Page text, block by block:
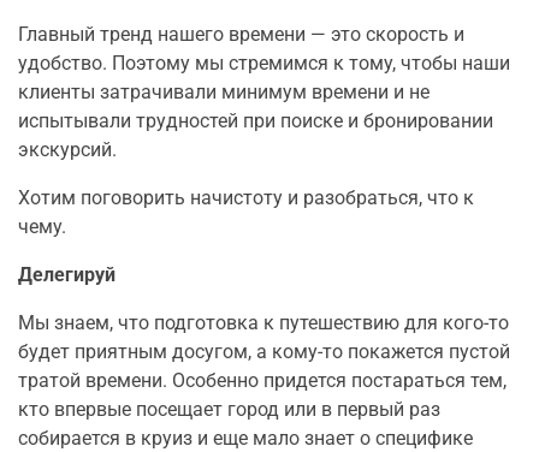
Главный тренд нашего времени — это скорость и
удобство. Поэтому мы стремимся к тому, чтобы наши
клиенты затрачивали минимум времени и не
испытывали трудностей при поиске и бронировании
экскурсий.
Хотим поговорить начистоту и разобраться, что к
чему.
Делегируй
Мы знаем, что подготовка к путешествию для кого-то
будет приятным досугом, а кому-то покажется пустой
тратой времени. Особенно придется постараться тем,
кто впервые посещает город или в первый раз
собирается в круиз и еще мало знает о специфике